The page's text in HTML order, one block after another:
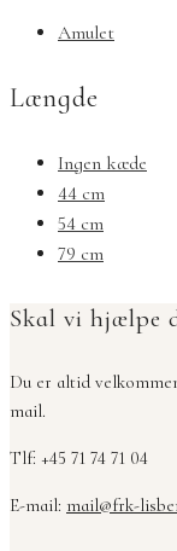
Amulet
Længde
Ingen kæde
44 cm
54 cm
79 cm
Skal vi hjælpe
Du er altid
mail.
Tlf: +45 71 74 71 04
E-mail: mail@frk-